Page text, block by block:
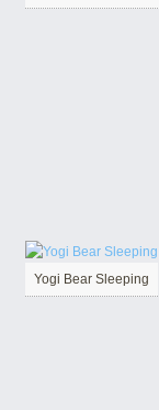
Yogi Bear Sleeping